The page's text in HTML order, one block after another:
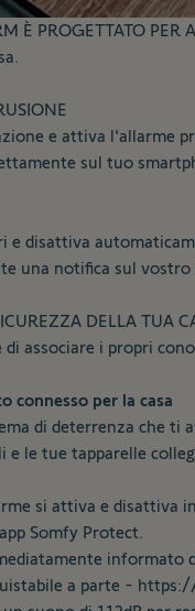
È PROGETTATO
e attiva l'allarme
sul tuo
disattiva
una notifica sul
DELLA TUA
associare i propri
connesso per la casa
di deterrenza che
le tue tapparelle
si attiva e disattiva
Somfy Protect.
a parte -